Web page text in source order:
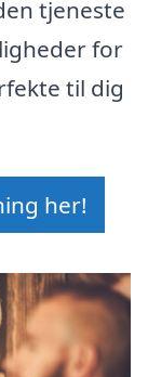
tjeneste
for
til dig
her!